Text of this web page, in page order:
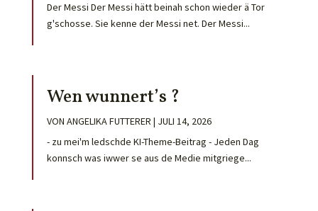
Der Messi Der Messi hätt beinah schon wieder ä Tor
g'schosse. Sie kenne der Messi net. Der Messi...
Wen wunnert’s ?
VON ANGELIKA FUTTERER | JULI 14, 2026
- zu mei'm ledschde KI-Theme-Beitrag - Jeden Dag
konnsch was iwwer se aus de Medie mitgriege...